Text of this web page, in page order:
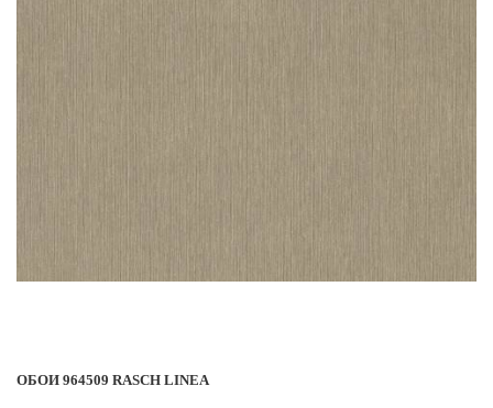
ОБОИ 964509 RASCH LINEA